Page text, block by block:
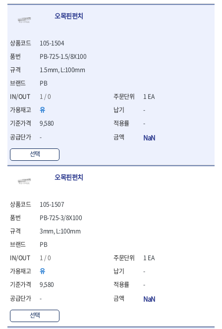
- 나일론무반동망치
- 플라스틱망치
- 센타펀치
- 평치즐
- 핀펀치세트
- 펀치세트
- 톱대
- 용접용품
- 빠루
- 커터칼
- 전지가위
- 목공톱
- 고지톱
- 다목적가위
- 안전커터칼
- 휠메저
- 마킹
연마용품
- 조줄
- 조줄세트
- 판금줄홀더
오목핀펀치
105-1504
PB
1 / 0
유
9,580
-
선택
PB-725-1.5/8X100
1.5mm, L:100mm
1 EA
-
-
NaN
오목핀펀치
105-1507
PB
1 / 0
유
9,580
-
선택
PB-725-3/8X100
3mm, L:100mm
1 EA
-
-
NaN